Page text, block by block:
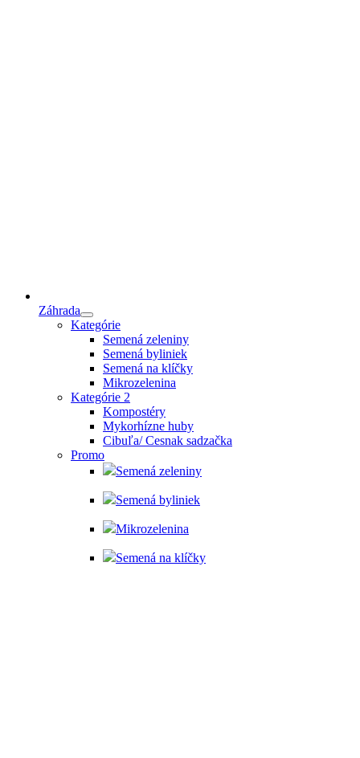
Záhrada
Kategórie
Semená zeleniny
Semená byliniek
Semená na klíčky
Mikrozelenina
Kategórie 2
Kompostéry
Mykorhízne huby
Cibuľa/ Cesnak sadzačka
Promo
Semená zeleniny
Semená byliniek
Mikrozelenina
Semená na klíčky